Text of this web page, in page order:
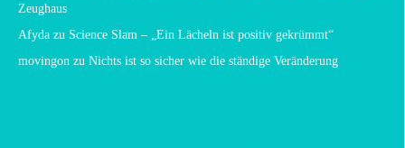
Zeughaus
Afyda zu Science Slam – „Ein Lächeln ist positiv gekrümmt“
movingon zu Nichts ist so sicher wie die ständige Veränderung